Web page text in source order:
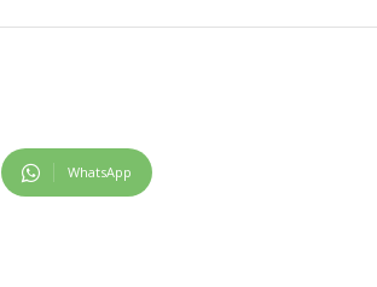
WhatsApp